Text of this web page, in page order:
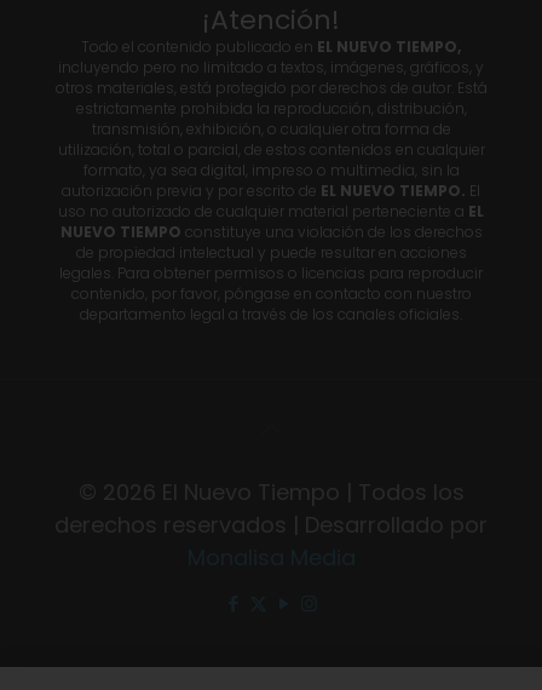
¡Atención!
Todo el contenido publicado en EL NUEVO TIEMPO,
incluyendo pero no limitado a textos, imágenes, gráficos, y
otros materiales, está protegido por derechos de autor. Está
estrictamente prohibida la reproducción, distribución,
transmisión, exhibición, o cualquier otra forma de
utilización, total o parcial, de estos contenidos en cualquier
formato, ya sea digital, impreso o multimedia, sin la
autorización previa y por escrito de EL NUEVO TIEMPO. El
uso no autorizado de cualquier material perteneciente a EL
NUEVO TIEMPO constituye una violación de los derechos
de propiedad intelectual y puede resultar en acciones
legales. Para obtener permisos o licencias para reproducir
contenido, por favor, póngase en contacto con nuestro
departamento legal a través de los canales oficiales.
© 2026 El Nuevo Tiempo | Todos los
derechos reservados | Desarrollado por